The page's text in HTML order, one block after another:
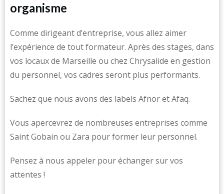
organisme
Comme dirigeant d’entreprise, vous allez aimer
l’expérience de tout formateur. Après des stages, dans
vos locaux de Marseille ou chez Chrysalide en gestion
du personnel, vos cadres seront plus performants.
Sachez que nous avons des labels Afnor et Afaq.
Vous apercevrez de nombreuses entreprises comme
Saint Gobain ou Zara pour former leur personnel.
Pensez à nous appeler pour échanger sur vos
attentes !